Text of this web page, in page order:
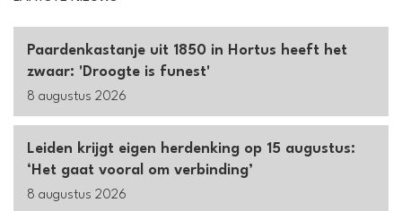
Paardenkastanje uit 1850 in Hortus heeft het
zwaar: 'Droogte is funest'
8 augustus 2026
Leiden krijgt eigen herdenking op 15 augustus:
‘Het gaat vooral om verbinding’
8 augustus 2026